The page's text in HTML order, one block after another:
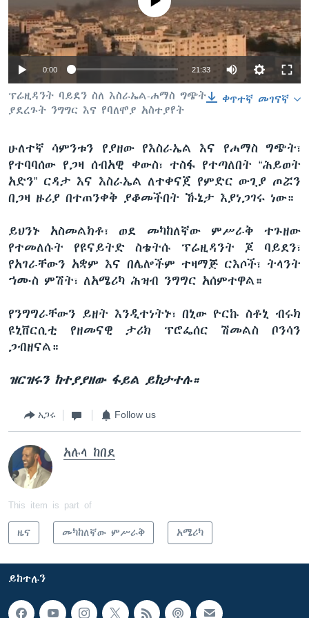
ቋንቋዎች
0:00 21:33
ቀጥተኛ መገናኛ
ፕሬዚዳንት ባይደን ስለ እስራኤል-ሐማስ ግጭት
ያደረጉት ንግግር እና የባለሞያ አስተያየት
ሁለተኛ ሳምንቱን የያዘው የእስራኤል እና የሐማስ ግጭት፣
የተባባሰው የጋዛ ሰብአዊ ቀውስ፣ ተስፋ የተጣለበት “ሕይወት
አድን” ርዳታ እና እስራኤል ለተቀናጀ የምድር ውጊያ ጦሯን
በጋዛ ዙሪያ በተጠንቀቅ ያቆመችበት ኹኔታ እያነጋገሩ ነው።
ይህንኑ አስመልክቶ፣ ወደ መካከለኛው ምሥራቅ ተጉዘው
የተመለሱት የዩናይትድ ስቴትሱ ፕሬዚዳንት ጆ ባይደን፣
የአገራቸውን አቋም እና በሌሎችም ተዛማጅ ርእሶች፣ ትላንት
ኀሙስ ምሽት፣ ለአሜሪካ ሕዝብ ንግግር አሰምተዋል።
የንግግራቸውን ይዘት እንዲተነትኑ፣ በኒው ዮርኩ ስቶኒ ብሩክ
ዩኒቨርሲቲ የዘመናዊ ታሪክ ፕሮፌሰር ሽመልስ ቦንሳን
ጋብዘናል።
ዝርዝሩን ከተያያዘው ፋይል ይከታተሉ።
አጋሩ Follow us
አሉላ ከበደ
This item is part of
ዜና መካከለኛው ምሥራቅ አሜሪካ
ይከተሉን